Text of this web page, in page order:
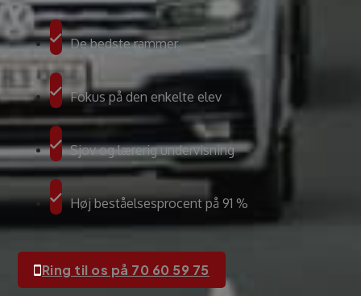
De bedste rammer
Fokus på den enkelte elev
Sjov og lærerig undervisning
Høj beståelsesprocent på 91 %
Ring til os på 70 60 59 75